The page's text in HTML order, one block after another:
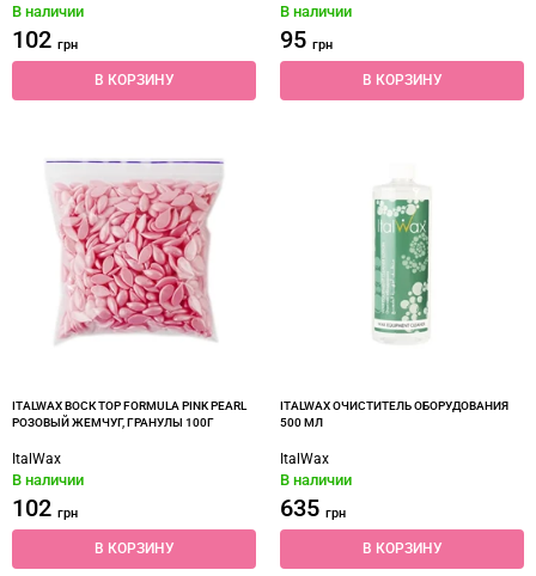
В наличии
102 грн
В КОРЗИНУ
В наличии
95 грн
В КОРЗИНУ
ITALWAX ВОСК TOP FORMULA PINK PEARL
РОЗОВЫЙ ЖЕМЧУГ, ГРАНУЛЫ 100Г
ItalWax
В наличии
102 грн
В КОРЗИНУ
ITALWAX ОЧИСТИТЕЛЬ ОБОРУДОВАНИЯ
500 МЛ
ItalWax
В наличии
635 грн
В КОРЗИНУ